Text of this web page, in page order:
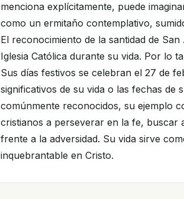
menciona explícitamente, puede
como un ermitaño contemplativo,
El reconocimiento de la santidad de
Iglesia Católica durante su vida. Por lo
Sus días festivos se celebran el 27 de
significativos de su vida o las fechas de
comúnmente reconocidos, su ejemplo
cristianos a perseverar en la fe, buscar
frente a la adversidad. Su vida sirve
inquebrantable en Cristo.